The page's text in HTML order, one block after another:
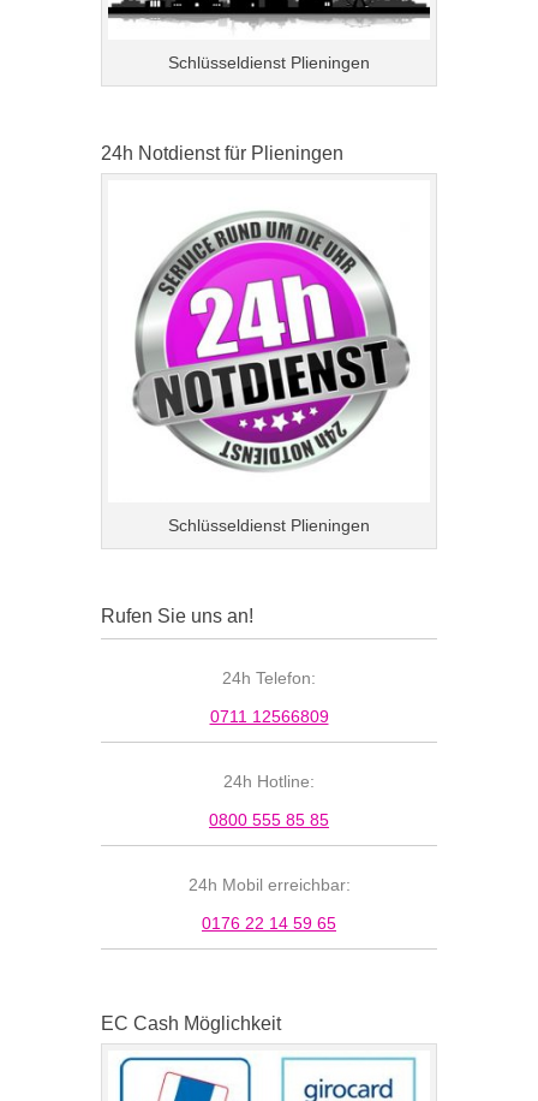
Schlüsseldienst Plieningen
24h Notdienst für Plieningen
Schlüsseldienst Plieningen
Rufen Sie uns an!
24h Telefon:
0711 12566809
24h Hotline:
0800 555 85 85
24h Mobil erreichbar:
0176 22 14 59 65
EC Cash Möglichkeit